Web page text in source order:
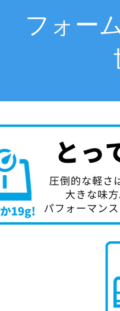
フォー